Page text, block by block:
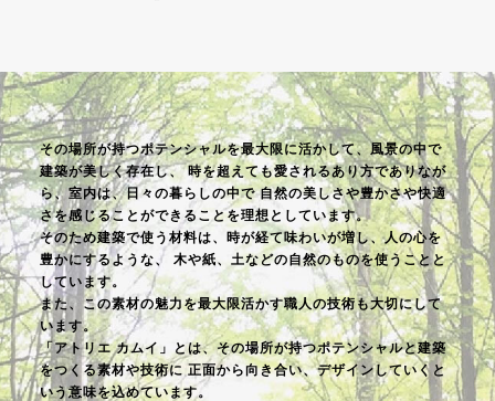
その場所が持つポテンシャルを最大限に活かして、風景の中で
建築が美しく存在し、時を超えても愛されるあり方でありなが
ら、室内は、日々の暮らしの中で自然の美しさや豊かさや快適
さを感じることができることを理想としています。
そのため建築で使う材料は、時が経て味わいが増し、人の心を
豊かにするような、 木や紙、土などの自然のものを使うことと
しています。
また、この素材の魅力を最大限活かす職人の技術も大切にして
います。
「アトリエ カムイ」とは、その場所が持つポテンシャルと建築
をつくる素材や技術に 正面から向き合い、デザインしていくと
いう意味を込めています。